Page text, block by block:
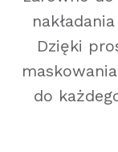
Dzięki
do